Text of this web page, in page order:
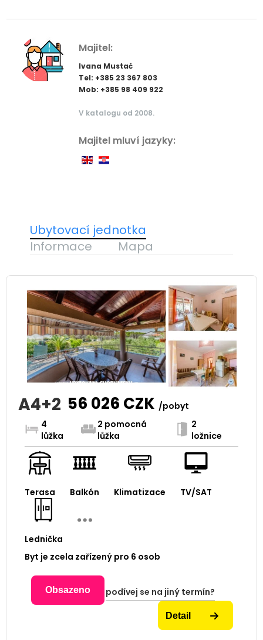
Majitel:
Ivana Mustać
Tel: +385 23 367 803
Mob: +385 98 409 922
V katalogu od 2008.
Majitel mluví jazyky:
Ubytovací jednotka
Informace
Mapa
A4+2 56 026 CZK /pobyt
4
lůžka
2 pomocná
lůžka
2
ložnice
Terasa Balkón Klimatizace TV/SAT
Lednička
Byt je zcela zařízený pro 6 osob
Obsazeno podívej se na jiný termín?
Detail